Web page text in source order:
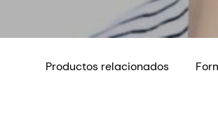
Productos relacionados